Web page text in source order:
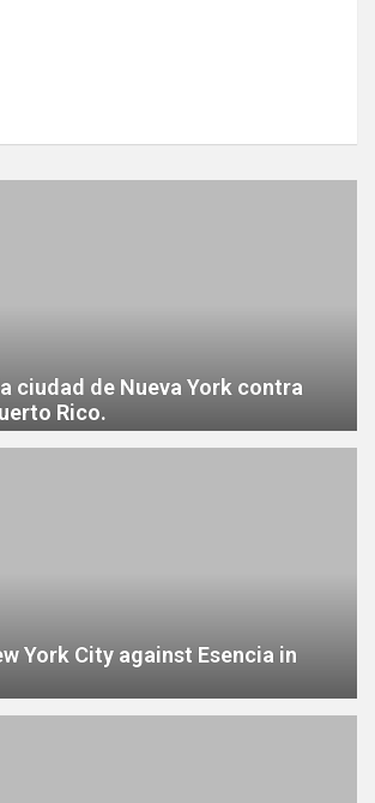
ciudad de Nueva York contra
Rico.
York City against Esencia in